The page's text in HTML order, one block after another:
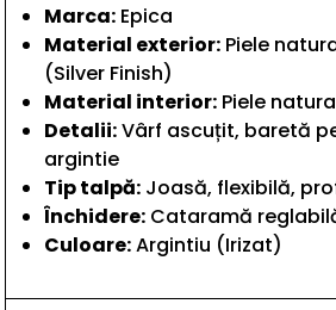
Marca: Epica
Material exterior: Piele
(Silver Finish)
Material interior: Piele
Detalii:Vârf ascuțit, baretă
argintie
Tip talpă: Joasă, flexibilă,
Închidere: Cataramă
Culoare:Argintiu (Irizat)